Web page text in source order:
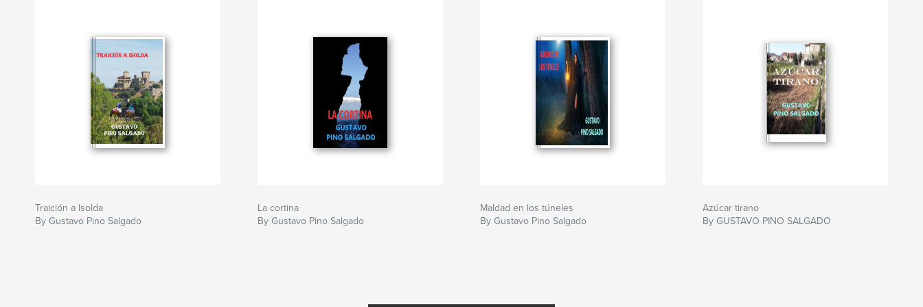
Traición a Isolda
By Gustavo Pino Salgado
La cortina
By Gustavo Pino Salgado
Maldad en los túneles
By Gustavo Pino Salgado
Azúcar tirano
By GUSTAVO PINO SALGADO